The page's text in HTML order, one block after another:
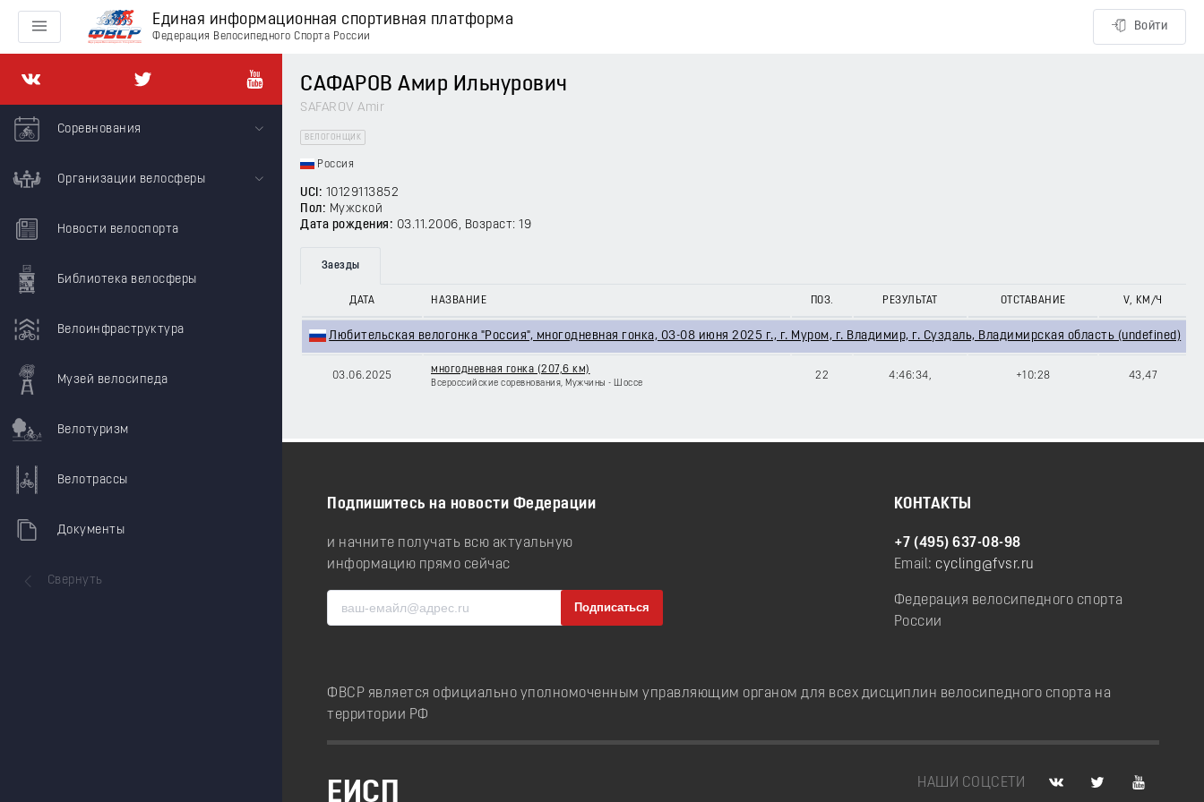
Единая информационная спортивная платформа
Федерация Велосипедного Спорта России
Войти
Соревнования
Организации велосферы
Новости велоспорта
Библиотека велосферы
Велоинфраструктура
Музей велосипеда
Велотуризм
Велотрассы
Документы
Свернуть
САФАРОВ Амир Ильнурович
SAFAROV Amir
ВЕЛОГОНЩИК
Россия
UCI: 10129113852
Пол: Мужской
Дата рождения: 03.11.2006, Возраст: 19
Заезды
ДАТА НАЗВАНИЕ ПОЗ. РЕЗУЛЬТАТ ОТСТАВАНИЕ V, КМ/Ч
Любительская велогонка "Россия", многодневная гонка, 03-08 июня 2025 г., г. Муром, г. Владимир, г. Суздаль, Владимирская область (undefined)
03.06.2025
многодневная гонка (207,6 км)
Всероссийские соревнования, Мужчины - Шоссе
22 4:46:34, +10:28 43,47
Подпишитесь на новости Федерации
и начните получать всю актуальную
информацию прямо сейчас
КОНТАКТЫ
+7 (495) 637-08-98
Email: cycling@fvsr.ru
Федерация велосипедного спорта
России
ФВСР является официально уполномоченным управляющим органом для всех дисциплин велосипедного спорта на
территории РФ
НАШИ СОЦСЕТИ
ЕИСП